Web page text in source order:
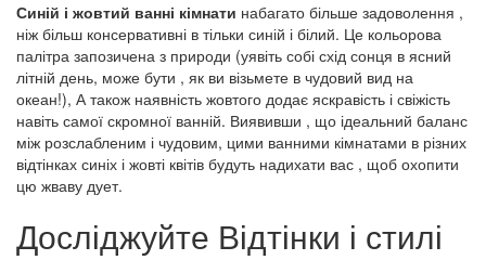
Синій і жовтий ванні кімнати набагато більше задоволення ,
ніж більш консервативні в тільки синій і білий. Це кольорова
палітра запозичена з природи (уявіть собі схід сонця в ясний
літній день, може бути , як ви візьмете в чудовий вид на
океан!), А також наявність жовтого додає яскравість і свіжість
навіть самої скромної ванній. Виявивши , що ідеальний баланс
між розслабленим і чудовим, цими ванними кімнатами в різних
відтінках синіх і жовті квітів будуть надихати вас , щоб охопити
цю жваву дует.
Досліджуйте Відтінки і стилі